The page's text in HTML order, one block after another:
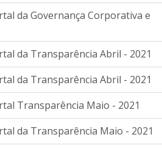
da Governança Corporativa e
da Transparência Abril - 2021
da Transparência Abril - 2021
Transparência Maio - 2021
da Transparência Maio - 2021